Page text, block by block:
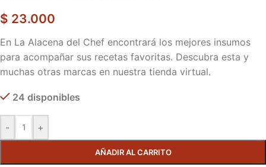
$ 23.000
En La Alacena del Chef encontrará los mejores insumos
para acompañar sus recetas favoritas. Descubra esta y
muchas otras marcas en nuestra tienda virtual.
24 disponibles
- +
AÑADIR AL CARRITO